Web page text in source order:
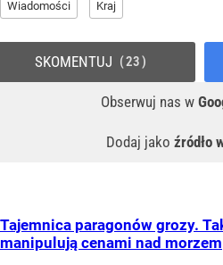
Wiadomości Kraj
Obserwuj nas w
Dodaj jako źródło
SKOMENTUJ 23
Tajemnica paragonów grozy.
manipulują cenami nad morzem